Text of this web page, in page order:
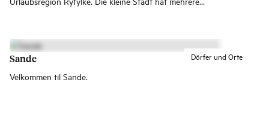
Dörfer und Orte
Sande
Velkommen til Sande.